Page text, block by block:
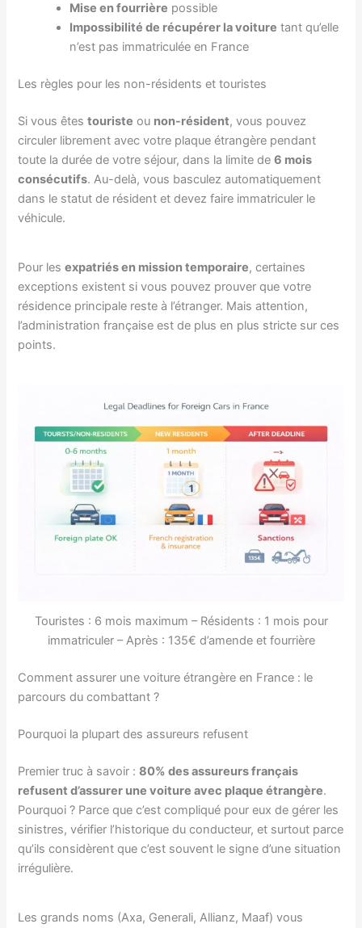
Mise en fourrière possible
Impossibilité de récupérer la voiture tant qu’elle
n’est pas immatriculée en France
Les règles pour les non-résidents et touristes
Si vous êtestouriste ou non-résident, vous pouvez
circuler librement avec votre plaque étrangère pendant
toute la durée de votre séjour, dans la limite de6 mois
consécutifs. Au-delà, vous basculez automatiquement
dans le statut de résident et devez faire immatriculer le
véhicule.
Pour lesexpatriés en mission temporaire, certaines
exceptions existent si vous pouvez prouver que votre
résidence principale reste à l’étranger. Mais attention,
l’administration française est de plus en plus stricte sur ces
points.
Touristes : 6 mois maximum – Résidents : 1 mois pour
immatriculer – Après : 135€ d’amende et fourrière
Comment assurer une voiture étrangère en France : le
parcours du combattant ?
Pourquoi la plupart des assureurs refusent
Premier truc à savoir :80% des assureurs français
refusent d’assurer une voiture avec plaque étrangère.
Pourquoi ? Parce que c’est compliqué pour eux de gérer les
sinistres, vérifier l’historique du conducteur, et surtout parce
qu’ils considèrent que c’est souvent le signe d’une situation
irrégulière.
Les grands noms (Axa, Generali, Allianz, Maaf) vous